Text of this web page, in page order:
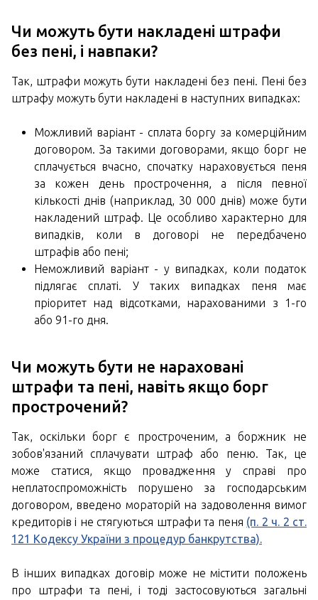
Чи можуть бути накладені штрафи
без пені, і навпаки?
Так, штрафи можуть бути накладені без пені. Пені без
штрафу можуть бути накладені в наступних випадках:
Можливий варіант - сплата боргу за комерційним
договором. За такими договорами, якщо борг не
сплачується вчасно, спочатку нараховується пеня
за кожен день прострочення, а після певної
кількості днів (наприклад, 30 000 днів) може бути
накладений штраф. Це особливо характерно для
випадків, коли в договорі не передбачено
штрафів або пені;
Неможливий варіант - у випадках, коли податок
підлягає сплаті. У таких випадках пеня має
пріоритет над відсотками, нарахованими з 1-го
або 91-го дня.
Чи можуть бути не нараховані
штрафи та пені, навіть якщо борг
прострочений?
Так, оскільки борг є простроченим, а боржник не
зобов'язаний сплачувати штраф або пеню. Так, це
може статися, якщо провадження у справі про
неплатоспроможність порушено за господарським
договором, введено мораторій на задоволення вимог
кредиторів і не стягуються штрафи та пеня (п. 2 ч. 2 ст.
121 Кодексу України з процедур банкрутства).
В інших випадках договір може не містити положень
про штрафи та пені, і тоді застосовуються загальні